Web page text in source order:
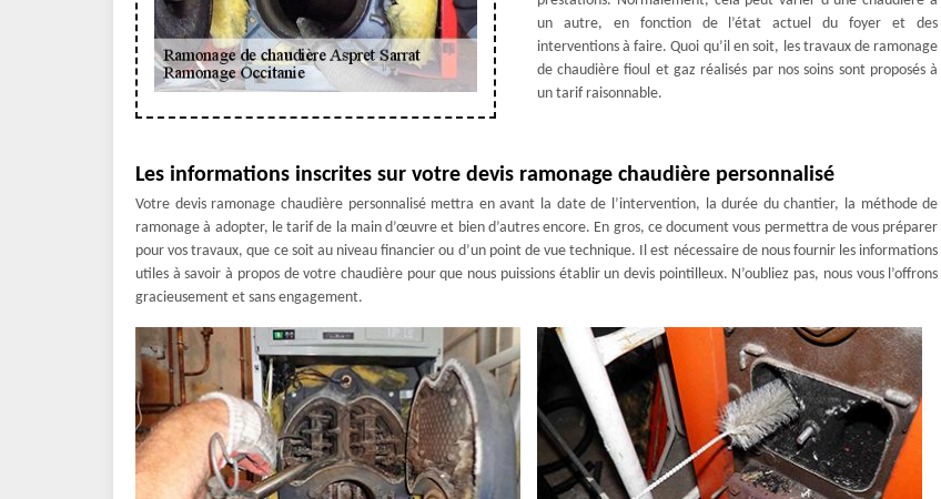
un autre, en fonction de l’état actuel du foyer et des
interventions à faire. Quoi qu’il en soit, les travaux de ramonage
de chaudière fioul et gaz réalisés par nos soins sont proposés à
un tarif raisonnable.
Les informations inscrites sur votre devis ramonage chaudière personnalisé
Votre devis ramonage chaudière personnalisé mettra en avant la date de l’intervention, la durée du chantier, la méthode de
ramonage à adopter, le tarif de la main d’œuvre et bien d’autres encore. En gros, ce document vous permettra de vous préparer
pour vos travaux, que ce soit au niveau financier ou d’un point de vue technique. Il est nécessaire de nous fournir les informations
utiles à savoir à propos de votre chaudière pour que nous puissions établir un devis pointilleux. N’oubliez pas, nous vous l’offrons
gracieusement et sans engagement.